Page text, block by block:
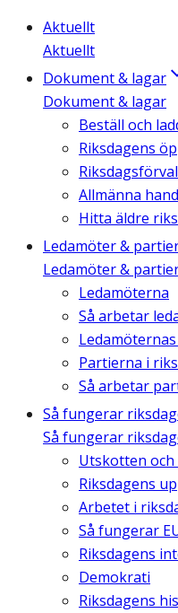
Aktuellt
Aktuellt
Dokument & lagar
Dokument & lagar
Beställ och
Riksdagens
Allmänna
Hitta äldre
Ledamöter &
Ledamöter &
Ledamöterna
Så arbetar
Partierna i
Så arbetar
Så fungerar
Så fungerar
Utskotten och
Riksdagens
Arbetet i
Så fungerar
Riksdagens
Demokrati
Riksdagens